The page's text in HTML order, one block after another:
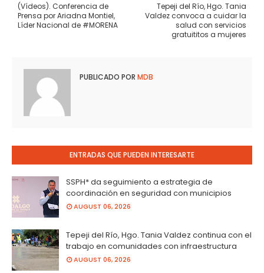
Tepeji del Río, Hgo. Tania
Valdez convoca a cuidar la
salud con servicios
gratuititos a mujeres
(Vídeos). Conferencia de
Prensa por Ariadna Montiel,
Líder Nacional de #MORENA
PUBLICADO POR MDB
ENTRADAS QUE PUEDEN INTERESARTE
SSPH* da seguimiento a estrategia de
coordinación en seguridad con municipios
AUGUST 06, 2026
Tepeji del Río, Hgo. Tania Valdez continua con el
trabajo en comunidades con infraestructura
AUGUST 06, 2026